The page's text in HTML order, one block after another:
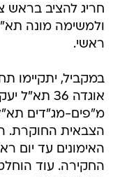
חריג להציב בראש
ולמשימה מונה
ראשי.
במקביל, יתקיימו
אוגדה 36
מ"פים-מג"דים
הצבאית החוקרת.
האימונים עד יום
החקירה. עוד